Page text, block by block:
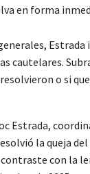
en forma
cautelares.
o si
Estrada,
la queja
con la